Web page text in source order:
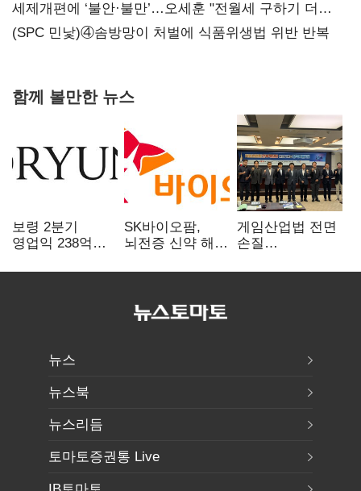
지지도 '50% 아래로'(종합)
세제개편에 ‘불안·불만’…오세훈 "전월세 구하기 더
힘들어질 것"
(SPC 민낯)④솜방망이 처벌에 식품위생법 위반 반복
함께 볼만한 뉴스
보령 2분기
영업익 238억…
SK바이오팜,
뇌전증 신약 해외
차세대 신약 개발
게임산업법 전면
손질
규제 걷고
뉴스
뉴스북
뉴스리듬
토마토증권통 Live